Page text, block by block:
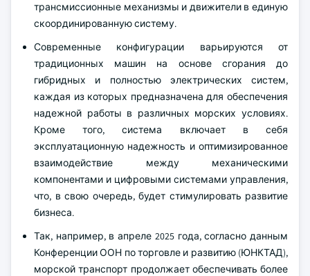
трансмиссионные механизмы и движители в единую
скоординированную систему.
Современные конфигурации варьируются от
традиционных машин на основе сгорания до
гибридных и полностью электрических систем,
каждая из которых предназначена для обеспечения
надежной работы в различных морских условиях.
Кроме того, система включает в себя
эксплуатационную надежность и оптимизированное
взаимодействие между механическими
компонентами и цифровыми системами управления,
что, в свою очередь, будет стимулировать развитие
бизнеса.
Так, например, в апреле 2025 года, согласно данным
Конференции ООН по торговле и развитию (ЮНКТАД),
морской транспорт продолжает обеспечивать более